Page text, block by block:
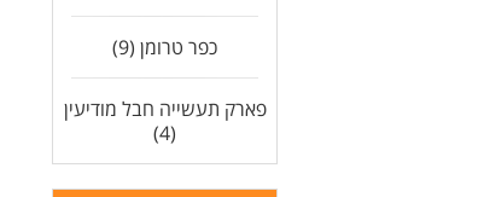
כפר טרומן (9)
פארק תעשייה חבל מודיעין
(4)